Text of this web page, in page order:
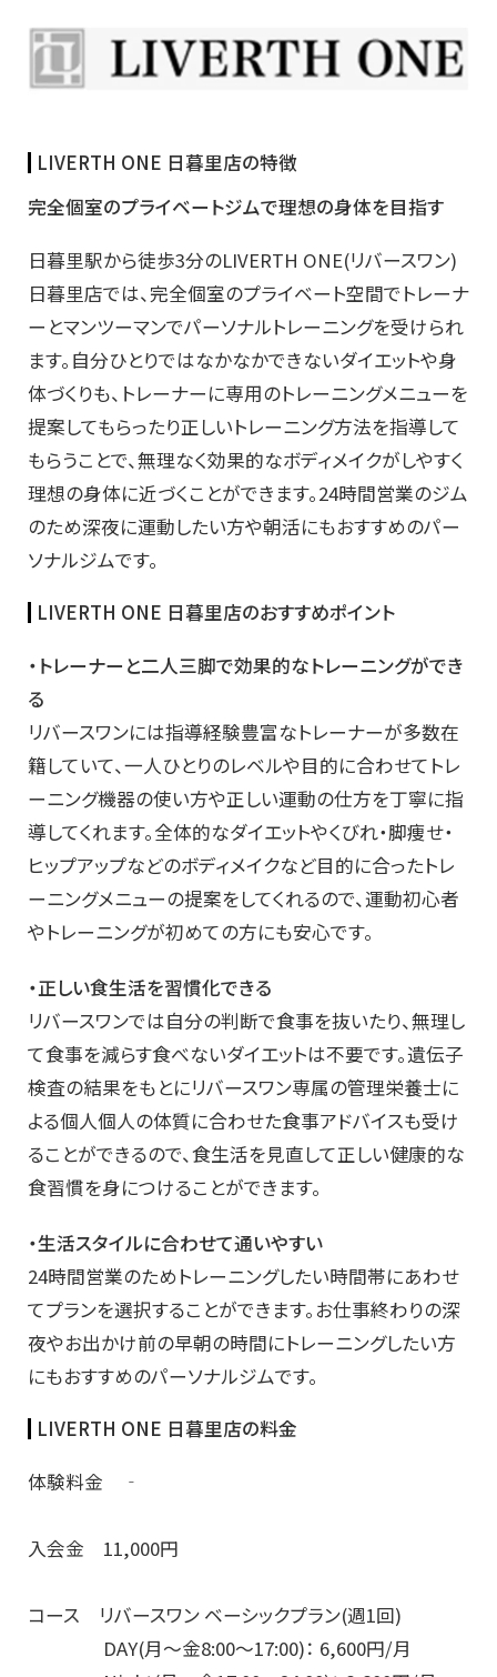
LIVERTH ONE 日暮里店の特徴
完全個室のプライベートジムで理想の身体を目指す
日暮里駅から徒歩3分のLIVERTH ONE(リバースワン)
日暮里店では、完全個室のプライベート空間でトレーナ
ーとマンツーマンでパーソナルトレーニングを受けられ
ます。自分ひとりではなかなかできないダイエットや身
体づくりも、トレーナーに専用のトレーニングメニューを
提案してもらったり正しいトレーニング方法を指導して
もらうことで、無理なく効果的なボディメイクがしやすく
理想の身体に近づくことができます。24時間営業のジム
のため深夜に運動したい方や朝活にもおすすめのパー
ソナルジムです。
LIVERTH ONE 日暮里店のおすすめポイント
・トレーナーと二人三脚で効果的なトレーニングができ
る
リバースワンには指導経験豊富なトレーナーが多数在
籍していて、一人ひとりのレベルや目的に合わせてトレ
ーニング機器の使い方や正しい運動の仕方を丁寧に指
導してくれます。全体的なダイエットやくびれ・脚痩せ・
ヒップアップなどのボディメイクなど目的に合ったトレ
ーニングメニューの提案をしてくれるので、運動初心者
やトレーニングが初めての方にも安心です。
・正しい食生活を習慣化できる
リバースワンでは自分の判断で食事を抜いたり、無理し
て食事を減らす食べないダイエットは不要です。遺伝子
検査の結果をもとにリバースワン専属の管理栄養士に
よる個人個人の体質に合わせた食事アドバイスも受け
ることができるので、食生活を見直して正しい健康的な
食習慣を身につけることができます。
・生活スタイルに合わせて通いやすい
24時間営業のためトレーニングしたい時間帯にあわせ
てプランを選択することができます。お仕事終わりの深
夜やお出かけ前の早朝の時間にトレーニングしたい方
にもおすすめのパーソナルジムです。
LIVERTH ONE 日暮里店の料金
体験料金 ‐
入会金 11,000円
コース リバースワン ベーシックプラン(週1回)
DAY(月～金8:00～17:00)： 6,600円/月